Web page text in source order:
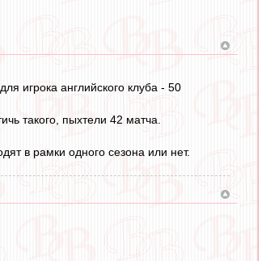
игрока английского клуба - 50
такого, пыхтели 42 матча.
в рамки одного сезона или нет.